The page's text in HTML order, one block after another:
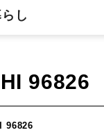
し
96826
96826